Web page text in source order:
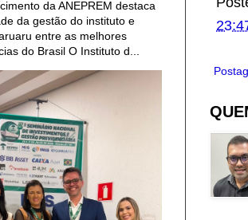
da ANEPREM destaca
da gestão do instituto e
entre as melhores
do Brasil O Instituto d...